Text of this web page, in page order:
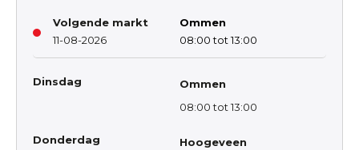
Volgende markt
11-08-2026
Ommen
08:00 tot 13:00
Dinsdag
Ommen
08:00 tot 13:00
Donderdag
Hoogeveen